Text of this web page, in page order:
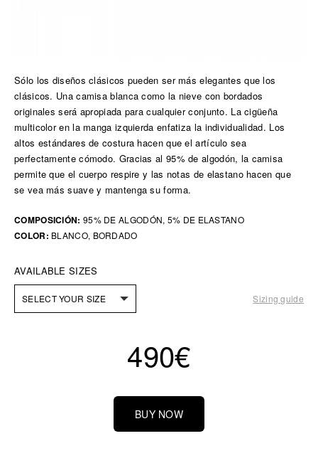
Sólo los diseños clásicos pueden ser más elegantes que los
clásicos. Una camisa blanca como la nieve con bordados
originales será apropiada para cualquier conjunto. La cigüeña
multicolor en la manga izquierda enfatiza la individualidad. Los
altos estándares de costura hacen que el artículo sea
perfectamente cómodo. Gracias al 95% de algodón, la camisa
permite que el cuerpo respire y las notas de elastano hacen que
se vea más suave y mantenga su forma.
COMPOSICIÓN: 95% DE ALGODÓN, 5% DE ELASTANO
COLOR: BLANCO, BORDADO
AVAILABLE SIZES
SELECT YOUR SIZE Sizing guide
490€
BUY NOW